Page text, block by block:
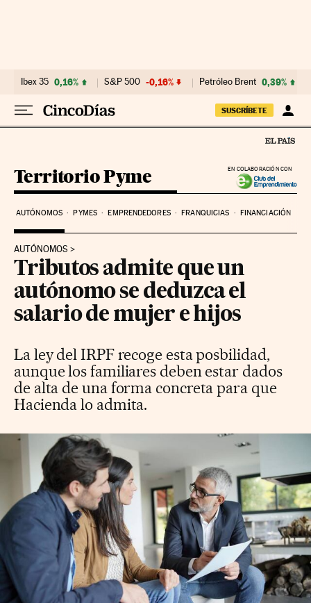
Ibex 35 0,16% S&P 500 -0,16% Petróleo Brent 0,39%
SUSCRÍBETE
EN COLABORACIÓN CON
Territorio Pyme
AUTÓNOMOS PYMES EMPRENDEDORES FRANQUICIAS FINANCIACIÓN
AUTÓNOMOS
Tributos admite que un
autónomo se deduzca el
salario de mujer e hijos
La ley del IRPF recoge esta posbilidad,
aunque los familiares deben estar dados
de alta de una forma concreta para que
Hacienda lo admita.